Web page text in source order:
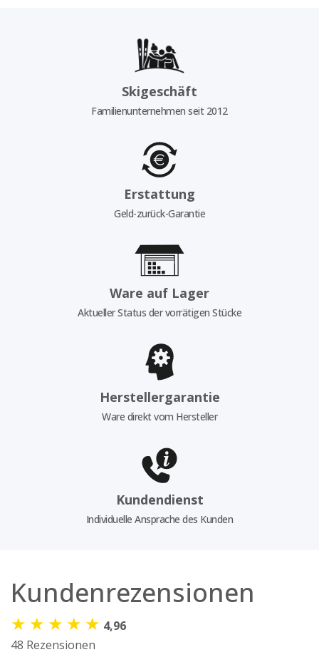
Skigeschäft
Familienunternehmen seit 2012
Erstattung
Geld-zurück-Garantie
Ware auf Lager
Aktueller Status der vorrätigen Stücke
Herstellergarantie
Ware direkt vom Hersteller
Kundendienst
Individuelle Ansprache des Kunden
Kundenrezensionen
★ ★ ★ ★ ★ 4,96
48 Rezensionen